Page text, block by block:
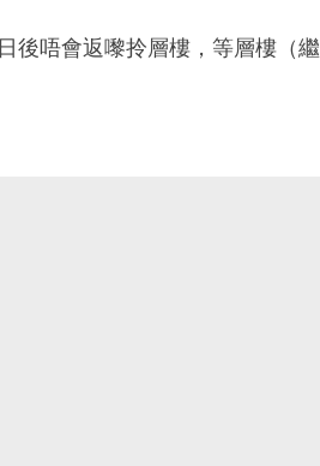
後唔會返嚟拎層樓，等層樓（繼